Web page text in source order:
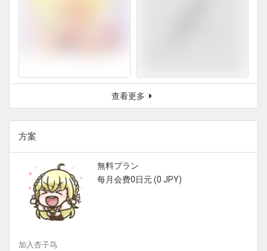
查看更多
方案
無料プラン
每月会费0日元 (0 JPY)
加入杏子鸟